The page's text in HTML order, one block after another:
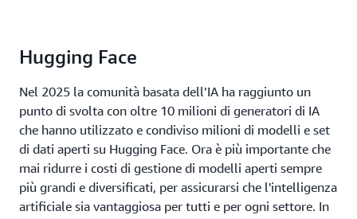
Hugging Face
Nel 2025 la comunità basata dell’IA ha raggiunto un
punto di svolta con oltre 10 milioni di generatori di IA
che hanno utilizzato e condiviso milioni di modelli e set
di dati aperti su Hugging Face. Ora è più importante che
mai ridurre i costi di gestione di modelli aperti sempre
più grandi e diversificati, per assicurarsi che l'intelligenza
artificiale sia vantaggiosa per tutti e per ogni settore. In